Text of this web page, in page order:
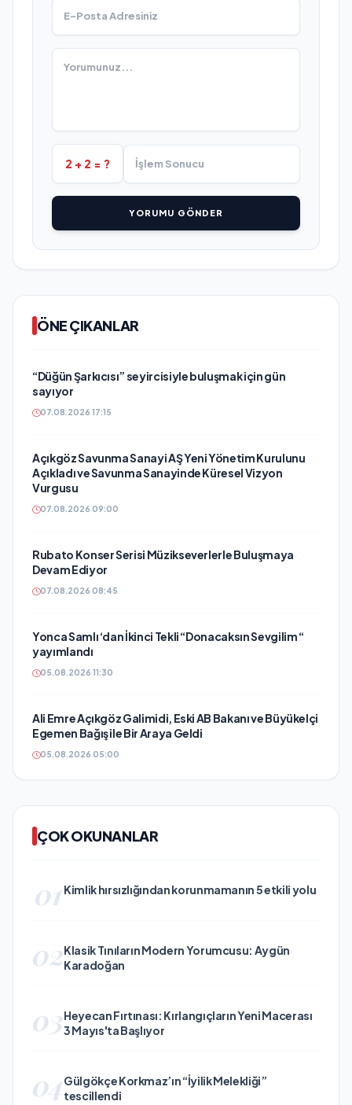
2 + 2 = ?
YORUMU GÖNDER
ÖNE ÇIKANLAR
“Düğün Şarkıcısı” seyircisiyle buluşmak için gün
sayıyor
07.08.2026 17:15
Açıkgöz Savunma Sanayi AŞ Yeni Yönetim Kurulunu
Açıkladı ve Savunma Sanayinde Küresel Vizyon
Vurgusu
07.08.2026 09:00
Rubato Konser Serisi Müzikseverlerle Buluşmaya
Devam Ediyor
07.08.2026 08:45
Yonca Samlı ‘dan İkinci Tekli “Donacaksın Sevgilim “
yayımlandı
05.08.2026 11:30
Ali Emre Açıkgöz Galimidi, Eski AB Bakanı ve Büyükelçi
Egemen Bağış ile Bir Araya Geldi
05.08.2026 05:00
ÇOK OKUNANLAR
01 Kimlik hırsızlığından korunmamanın 5 etkili yolu
02Klasik Tınıların Modern Yorumcusu: Aygün
Karadoğan
03Heyecan Fırtınası: Kırlangıçların Yeni Macerası
3 Mayıs'ta Başlıyor
04Gülgökçe Korkmaz’ın “İyilik Melekliği”
tescillendi